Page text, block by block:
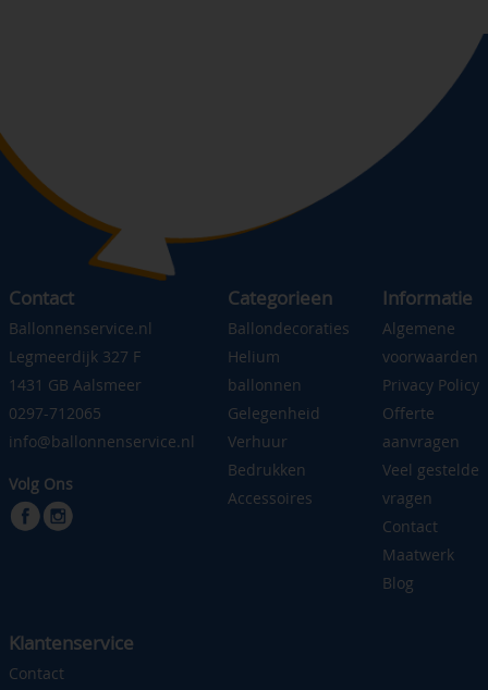
Contact
Ballonnenservice.nl
Legmeerdijk 327 F
1431 GB Aalsmeer
0297-712065
info@ballonnenservice.nl
Volg Ons
Categorieen
Ballondecoraties
Helium
ballonnen
Gelegenheid
Verhuur
Bedrukken
Accessoires
Informatie
Algemene
voorwaarden
Privacy Policy
Offerte
aanvragen
Veel gestelde
vragen
Contact
Maatwerk
Blog
Klantenservice
Contact